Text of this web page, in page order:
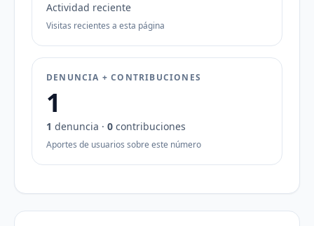
Actividad reciente
Visitas recientes a esta página
DENUNCIA + CONTRIBUCIONES
1
1 denuncia · 0 contribuciones
Aportes de usuarios sobre este número